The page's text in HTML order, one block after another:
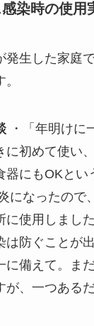
染時の使用
発生した家庭
・「年明けに
に初めて使い
器にもOKとい
になったので
に使用しまし
は防ぐことが
に備えて。ま
が、一つある